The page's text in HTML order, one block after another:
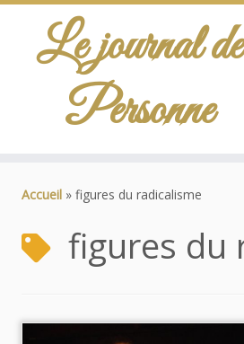
Le journal de
Personne
Accueil » figures du radicalisme
figures du